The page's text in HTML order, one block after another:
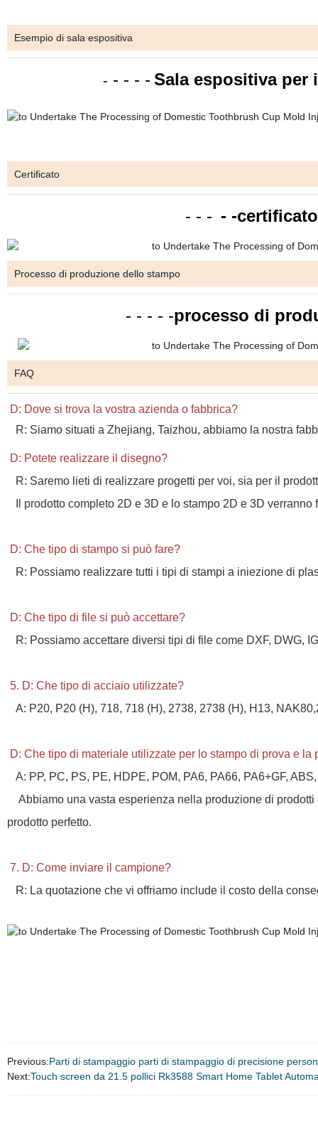
Esempio di sala espositiva
- - - - - Sala espositiva per
Certificato
- - - - -
Processo di produzione dello stampo
- - - - -processo di
FAQ
D: Dove si trova la vostra azienda o fabbrica?
R: Siamo situati a Zhejiang, Taizhou, abbiamo la nostra
D: Potete realizzare il disegno?
R: Saremo lieti di realizzare progetti per voi, sia per il
Il prodotto completo 2D e 3D e lo stampo 2D e 3D verranno
D: Che tipo di stampo si può fare?
R: Possiamo realizzare tutti i tipi di stampi a iniezione di
D: Che tipo di file si può accettare?
R: Possiamo accettare diversi tipi di file come DXF, DWG,
5. D: Che tipo di acciaio utilizzate?
A: P20, P20 (H), 718, 718 (H), 2738, 2738 (H), H13,
D: Che tipo di materiale utilizzate per lo stampo di prova e la
A: PP, PC, PS, PE, HDPE, POM, PA6, PA66, PA6+GF,
Abbiamo una vasta esperienza nella produzione di
prodotto perfetto.
7. D: Come inviare il campione?
R: La quotazione che vi offriamo include il costo della
Previous:Parti di stampaggio parti di stampaggio di precisione
Next:Touch screen da 21.5 pollici Rk3588 Smart Home Tablet